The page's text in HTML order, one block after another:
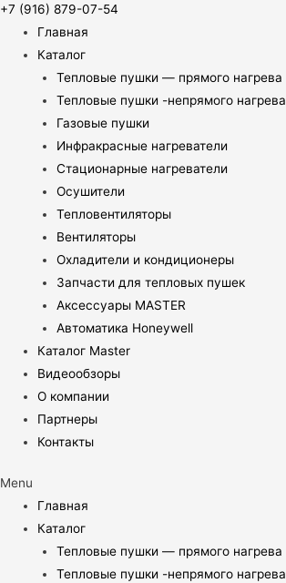
+7 (916) 879-07-54
Главная
Каталог
Тепловые пушки — прямого нагрева
Тепловые пушки -непрямого нагрева
Газовые пушки
Инфракрасные нагреватели
Стационарные нагреватели
Осушители
Тепловентиляторы
Вентиляторы
Охладители и кондиционеры
Запчасти для тепловых пушек
Аксессуары MASTER
Автоматика Honeywell
Каталог Master
Видеообзоры
О компании
Партнеры
Контакты
Menu
Главная
Каталог
Тепловые пушки — прямого нагрева
Тепловые пушки -непрямого нагрева